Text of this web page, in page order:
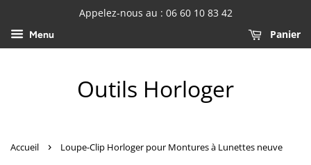
Appelez-nous au : 06 60 10 83 42
Menu Panier
Outils Horloger
Accueil › Loupe-Clip Horloger pour Montures à Lunettes neuve